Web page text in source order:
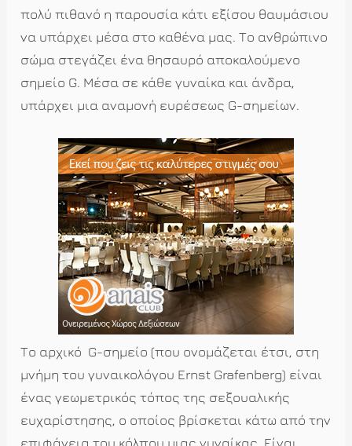
πολύ πιθανό η παρουσία κάτι εξίσου θαυμάσιου
να υπάρχει μέσα στο καθένα μας. Το ανθρώπινο
σώμα στεγάζει ένα θησαυρό αποκαλούμενο
σημείο G. Μέσα σε κάθε γυναίκα και άνδρα,
υπάρχει μια αναμονή ευρέσεως G-σημείων.
Το αρχικό G-σημείο (που ονομάζεται έτσι, στη
μνήμη του γυναικολόγου Ernst Grafenberg) είναι
ένας γεωμετρικός τόπος της σεξουαλικής
ευχαρίστησης, ο οποίος βρίσκεται κάτω από την
επιφάνεια του κόλπου μιας γυναίκας. Είναι